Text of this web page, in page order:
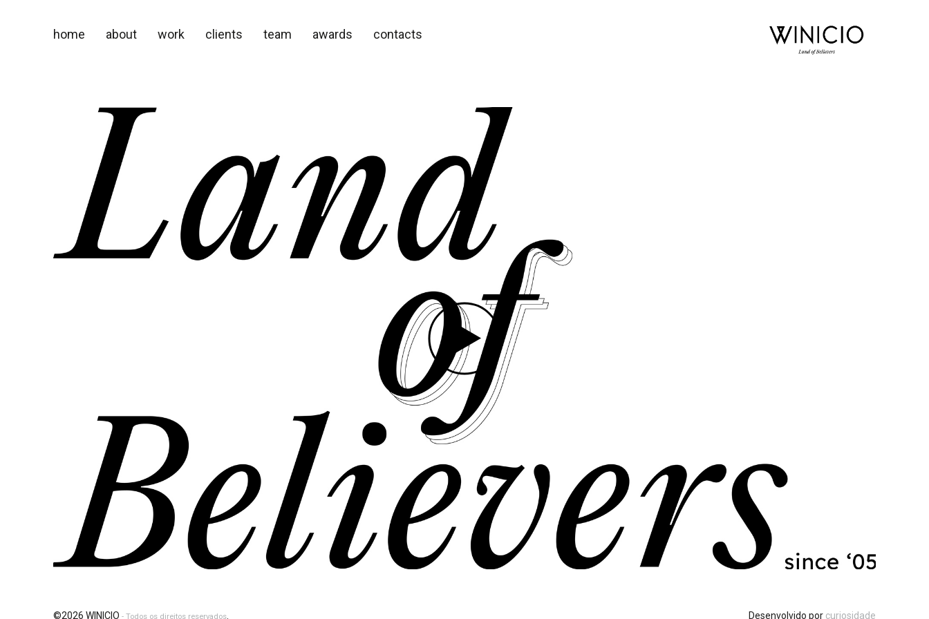
home about work clients team awards contacts
©2026 WINICIO - Todos os direitos reservados. Desenvolvido por curiosidade